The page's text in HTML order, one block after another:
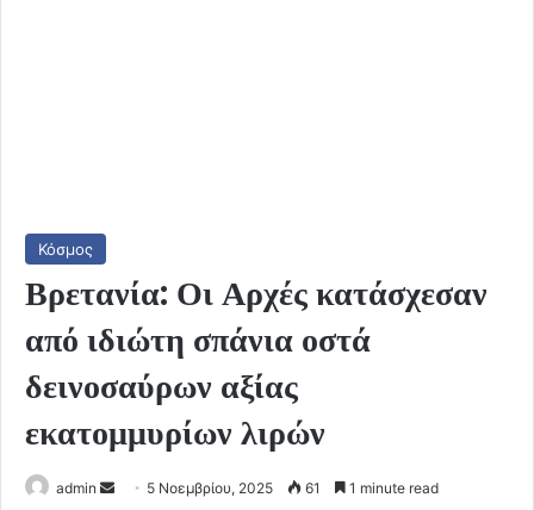
Κόσμος
Βρετανία: Οι Αρχές κατάσχεσαν
από ιδιώτη σπάνια οστά
δεινοσαύρων αξίας
εκατομμυρίων λιρών
admin
Send 5 Νοεμβρίου, 2025 61 1 minute read